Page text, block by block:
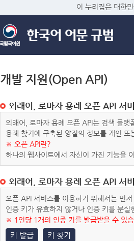
이 누리집은 대한
개발 지원(Open API)
외래어, 로마자 용례 오픈 API 서
외래어, 로마자 용례 오픈 API는 검색 플
용례 찾기에 구축된 양질의 정보를 개인
※ 오픈 API란?
하나의 웹사이트에서 자신이 가진 기능을
외래어, 로마자 용례 오픈 API 서
오픈 API 서비스를 이용하기 위해서는 먼
인증 키가 유효하지 않거나 인증 키를 분
※ 1인당 1개의 인증 키를 발급받을 수 있습
키 발급 키 찾기